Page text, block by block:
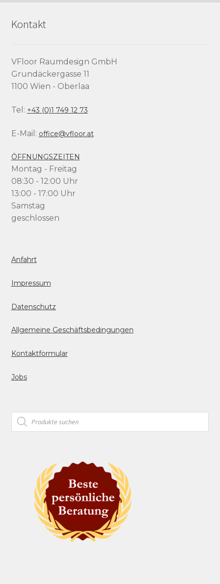
Kontakt
VFloor Raumdesign GmbH
Grundäckergasse 11
1100 Wien - Oberlaa
Tel: +43 (0)1 749 12 73
E-Mail: office@vfloor.at
ÖFFNUNGSZEITEN
Montag - Freitag
08:30 - 12:00 Uhr
13:00 - 17:00 Uhr
Samstag
geschlossen
Anfahrt
Impressum
Datenschutz
Allgemeine Geschäftsbedingungen
Kontaktformular
Jobs
Products
search